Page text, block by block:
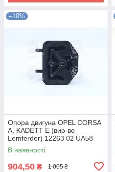
–10%
Опора двигуна OPEL CORSA
A, KADETT E (вир-во
Lemferder) 12263 02 UA58
В наявності
904,50 ₴ 1 005 ₴